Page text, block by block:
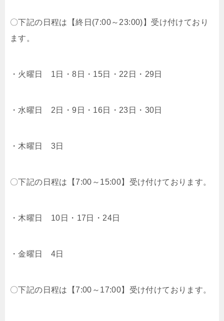
〇下記の日程は【終日(7:00～23:00)】受け付けており
ます。
・火曜日 1日・8日・15日・22日・29日
・水曜日 2日・9日・16日・23日・30日
・木曜日 3日
〇下記の日程は【7:00～15:00】受け付けております。
・木曜日 10日・17日・24日
・金曜日 4日
〇下記の日程は【7:00～17:00】受け付けております。